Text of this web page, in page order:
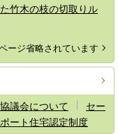
竹木の枝の切取りル
ージ省略されています
議会について
セー
ート住宅認定制度